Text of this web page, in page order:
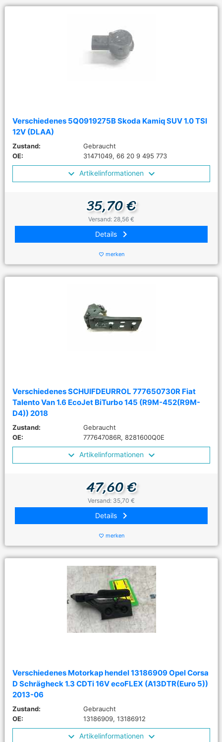
Verschiedenes 5Q0919275B Skoda Kamiq SUV 1.0 TSI
12V (DLAA)
Zustand:
Gebraucht
OE:
31471049, 66 20 9 495 773
Artikelinformationen
35,70 €
Versand: 28,56 €
Details keyboard_arrow_right
favorite_border merken
Verschiedenes SCHUIFDEURROL 777650730R Fiat
Talento Van 1.6 EcoJet BiTurbo 145 (R9M-452(R9M-
D4)) 2018
Zustand:
Gebraucht
OE:
777647086R, 8281600Q0E
Artikelinformationen
47,60 €
Versand: 35,70 €
Details keyboard_arrow_right
favorite_border merken
Verschiedenes Motorkap hendel 13186909 Opel Corsa
D Schrägheck 1.3 CDTi 16V ecoFLEX (A13DTR(Euro 5))
2013-06
Zustand:
Gebraucht
OE:
13186909, 13186912
Artikelinformationen